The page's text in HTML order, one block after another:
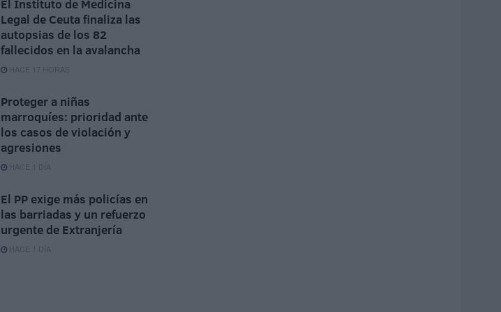
El Instituto de Medicina
Legal de Ceuta finaliza las
autopsias de los 82
fallecidos en la avalancha
HACE 17 HORAS
Proteger a niñas
marroquíes: prioridad ante
los casos de violación y
agresiones
HACE 1 DÍA
El PP exige más policías en
las barriadas y un refuerzo
urgente de Extranjería
HACE 1 DÍA